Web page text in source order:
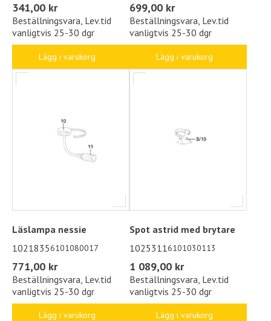
341,00 kr
Beställningsvara, Lev.tid
vanligtvis 25-30 dgr
Lägg i varukorg
699,00 kr
Beställningsvara, Lev.tid
vanligtvis 25-30 dgr
Lägg i varukorg
Läslampa nessie
10218356101080017
771,00 kr
Beställningsvara, Lev.tid
vanligtvis 25-30 dgr
Lägg i varukorg
Spot astrid med brytare
10253116101030113
1 089,00 kr
Beställningsvara, Lev.tid
vanligtvis 25-30 dgr
Lägg i varukorg